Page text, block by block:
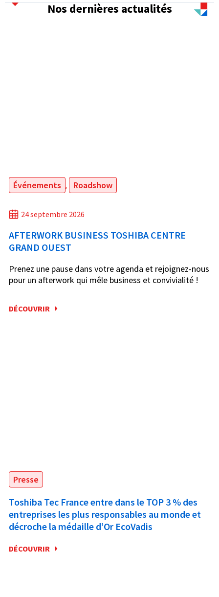
Nos dernières actualités
Événements , Roadshow
24 septembre 2026
AFTERWORK BUSINESS TOSHIBA CENTRE
GRAND OUEST
Prenez une pause dans votre agenda et rejoignez-nous
pour un afterwork qui mêle business et convivialité !
DÉCOUVRIR
Presse
Toshiba Tec France entre dans le TOP 3 % des
entreprises les plus responsables au monde et
décroche la médaille d’Or EcoVadis
DÉCOUVRIR